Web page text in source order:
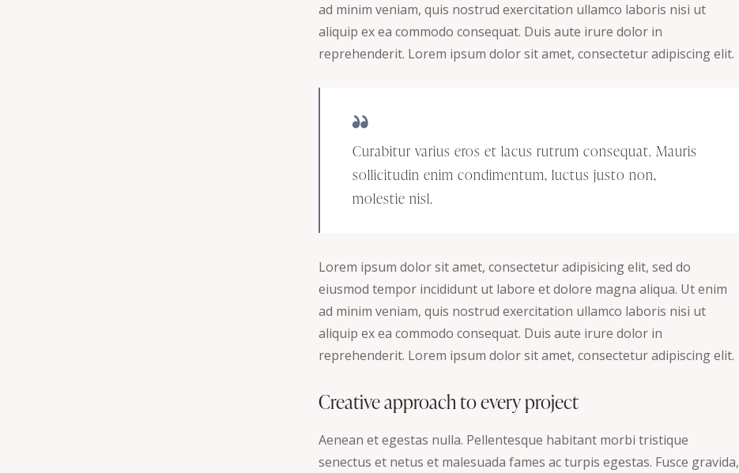
ad minim veniam, quis nostrud exercitation ullamco laboris nisi ut
aliquip ex ea commodo consequat. Duis aute irure dolor in
reprehenderit. Lorem ipsum dolor sit amet, consectetur adipiscing elit.
Curabitur varius eros et lacus rutrum consequat. Mauris
sollicitudin enim condimentum, luctus justo non,
molestie nisl.
Lorem ipsum dolor sit amet, consectetur adipisicing elit, sed do
eiusmod tempor incididunt ut labore et dolore magna aliqua. Ut enim
ad minim veniam, quis nostrud exercitation ullamco laboris nisi ut
aliquip ex ea commodo consequat. Duis aute irure dolor in
reprehenderit. Lorem ipsum dolor sit amet, consectetur adipiscing elit.
Creative approach to every project
Aenean et egestas nulla. Pellentesque habitant morbi tristique
senectus et netus et malesuada fames ac turpis egestas. Fusce gravida,